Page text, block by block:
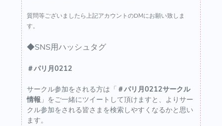
質問等ございましたら上記アカウントのDMにお願い致しま
す。
◆SNS用ハッシュタグ
＃パリ月0212
サークル参加をされる方は「 ＃パリ月0212サークル
情報」をご一緒にツイートして頂けますと、よりサー
クル参加をされる皆さまを検索しやすくなるかと思い
ます。